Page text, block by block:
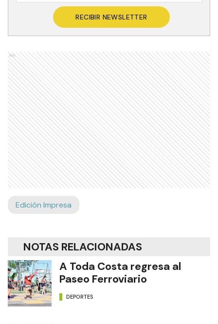
RECIBIR NEWSLETTER
Ads
Edición Impresa
NOTAS RELACIONADAS
A Toda Costa regresa al
Paseo Ferroviario
DEPORTES